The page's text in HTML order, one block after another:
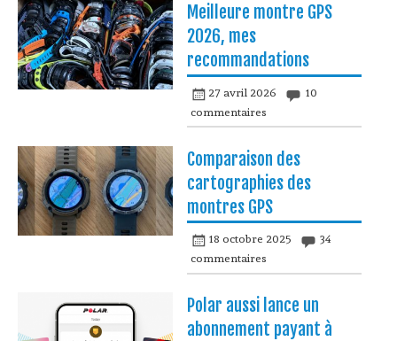
Meilleure montre GPS
2026, mes
recommandations
27 avril 2026
10
commentaires
Comparaison des
cartographies des
montres GPS
18 octobre 2025
34
commentaires
Polar aussi lance un
abonnement payant à